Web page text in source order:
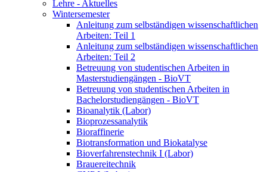
Lehre - Aktuelles
Wintersemester
Anleitung zum selbständigen wissenschaftlichen
Arbeiten: Teil 1
Anleitung zum selbständigen wissenschaftlichen
Arbeiten: Teil 2
Betreuung von studentischen Arbeiten in
Masterstudiengängen - BioVT
Betreuung von studentischen Arbeiten in
Bachelorstudiengängen - BioVT
Bioanalytik (Labor)
Bioprozessanalytik
Bioraffinerie
Biotransformation und Biokatalyse
Bioverfahrenstechnik I (Labor)
Brauereitechnik